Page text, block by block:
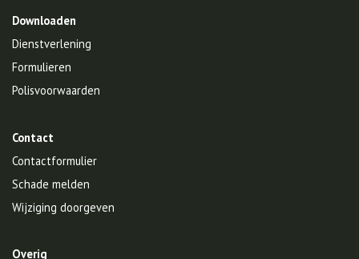
Downloaden
Dienstverlening
Formulieren
Polisvoorwaarden
Contact
Contactformulier
Schade melden
Wijziging doorgeven
Overig